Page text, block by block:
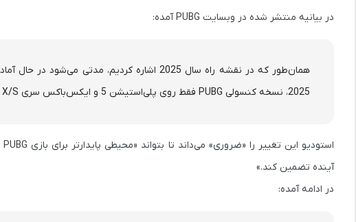
در بیانیه منتشر شده در وبسایت PUBG آمده:
2025، نسخه کنسولی PUBG فقط روی پلی‌استیشن 5 و ایکس‌باکس سری X/S پشتیبانی خواهد شد.
آینده تضمین کند.»
در ادامه آمده: